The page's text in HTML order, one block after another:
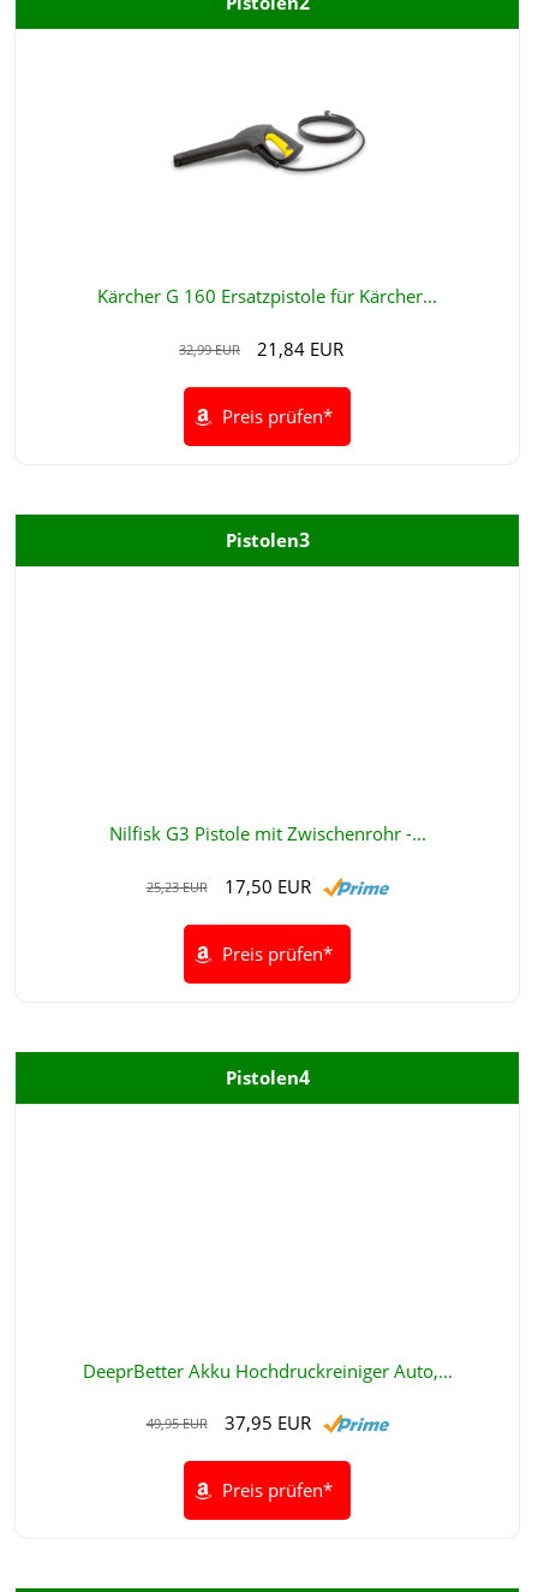
Kärcher G 160 Ersatzpistole für Kärcher...
32,99 EUR 21,84 EUR
Preis prüfen*
Pistolen3
Nilfisk G3 Pistole mit Zwischenrohr -...
25,23 EUR 17,50 EUR
Preis prüfen*
Pistolen4
DeeprBetter Akku Hochdruckreiniger Auto,...
49,95 EUR 37,95 EUR
Preis prüfen*